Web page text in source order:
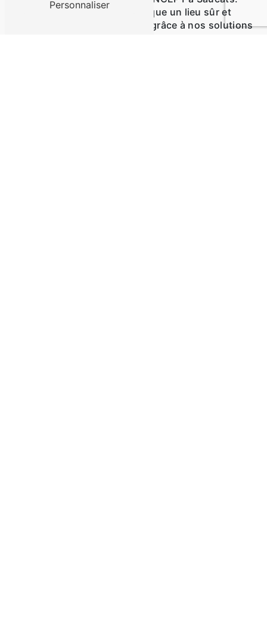
Faites de votre espace aquatique un lieu sûr et
agréable pour toute la famille grâce à nos solutions
Personnaliser